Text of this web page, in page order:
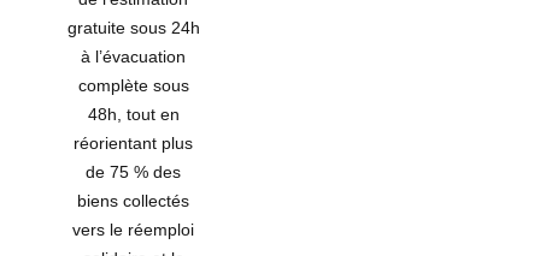
gratuite sous 24h
à l’évacuation
complète sous
48h, tout en
réorientant plus
de 75 % des
biens collectés
vers le réemploi